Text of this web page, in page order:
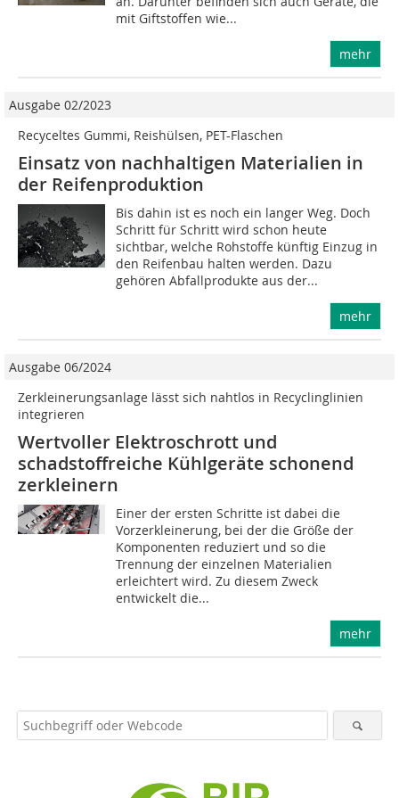
mit Giftstoffen wie...
mehr
Ausgabe 02/2023
Recyceltes Gummi, Reishülsen, PET-Flaschen
Einsatz von nachhaltigen Materialien in
der Reifenproduktion
Bis dahin ist es noch ein langer Weg. Doch
Schritt für Schritt wird schon heute
sichtbar, welche Rohstoffe künftig Einzug in
den Reifenbau halten werden. Dazu
gehören Abfallprodukte aus der...
mehr
Ausgabe 06/2024
Zerkleinerungsanlage lässt sich nahtlos in Recyclinglinien
integrieren
Wertvoller Elektroschrott und
schadstoffreiche Kühlgeräte schonend
zerkleinern
Einer der ersten Schritte ist dabei die
Vorzerkleinerung, bei der die Größe der
Komponenten reduziert und so die
Trennung der einzelnen Materialien
erleichtert wird. Zu diesem Zweck
entwickelt die...
mehr